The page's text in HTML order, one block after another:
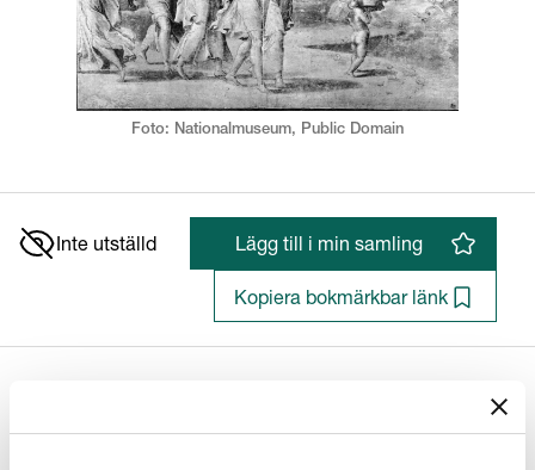
Foto: Nationalmuseum, Public Domain
Inte utställd Lägg till i min samling
Kopiera bokmärkbar länk